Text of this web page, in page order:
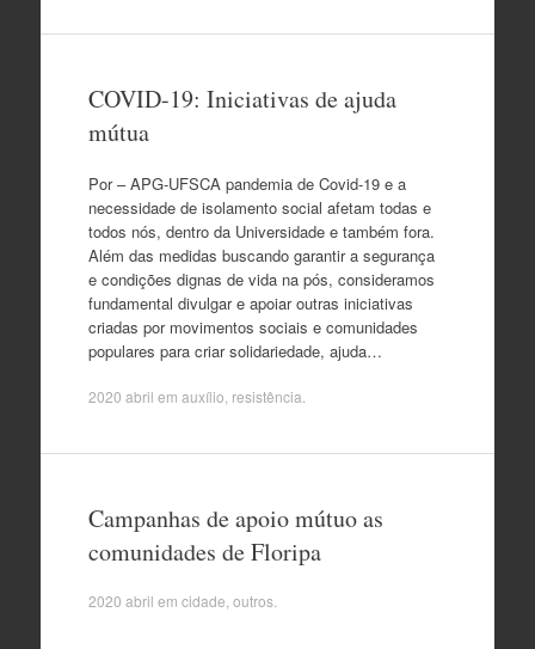
COVID-19: Iniciativas de ajuda
mútua
Por – APG-UFSCA pandemia de Covid-19 e a
necessidade de isolamento social afetam todas e
todos nós, dentro da Universidade e também fora.
Além das medidas buscando garantir a segurança
e condições dignas de vida na pós, consideramos
fundamental divulgar e apoiar outras iniciativas
criadas por movimentos sociais e comunidades
populares para criar solidariedade, ajuda…
2020 abril em auxílio resistência
Campanhas de apoio mútuo as
comunidades de Floripa
2020 abril em cidade outros.